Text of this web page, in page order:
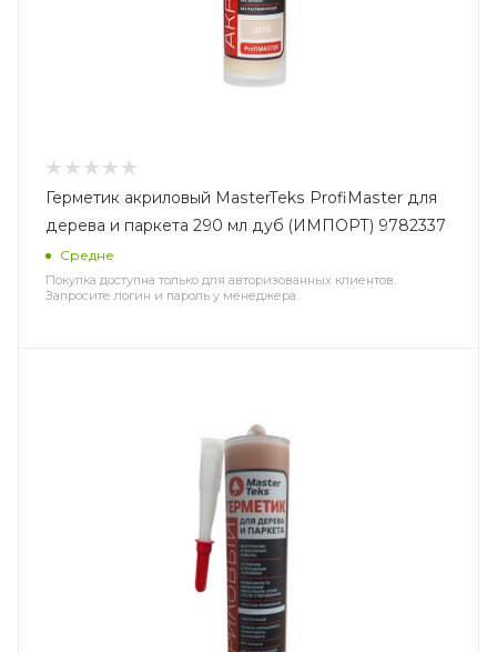
Герметик акриловый MasterTeks ProfiMaster для
дерева и паркета 290 мл дуб (ИМПОРТ) 9782337
Средне
Покупка доступна только для авторизованных клиентов.
Запросите логин и пароль у менеджера.